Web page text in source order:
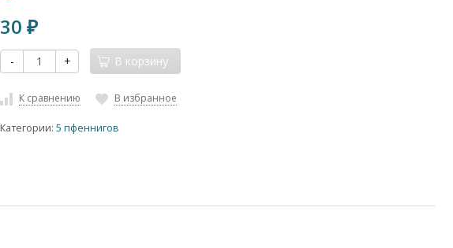
30₽
- + В корзину
К сравнению В избранное
Категории:5 пфеннигов